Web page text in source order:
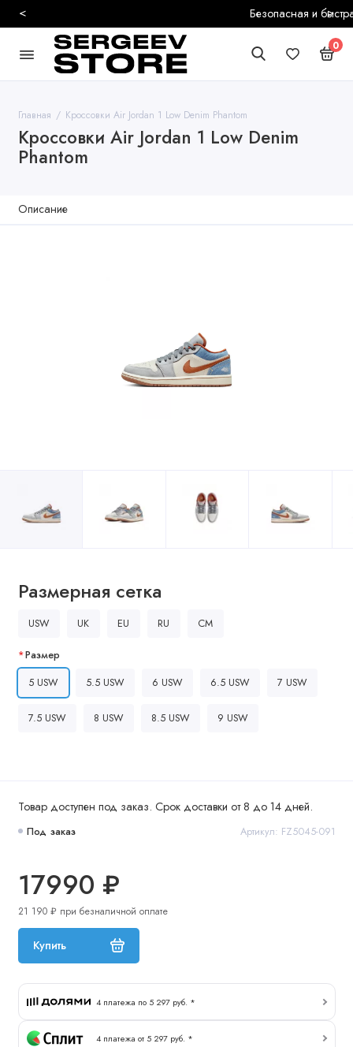
Безопасная и быстрая доставка
< >
0
Главная Кроссовки Air Jordan 1 Low Denim Phantom
Кроссовки Air Jordan 1 Low Denim
Phantom
Описание
Товар доступен под заказ. Срок доставки от 8 до 14 дней.
Под заказ Артикул: FZ5045-091
17990 ₽
21 190 ₽ при безналичной оплате
Купить
4 платежа по 5 297 руб. *
4 платежа от 5 297 руб. *
Размерная сетка
USW UK EU RU CM
Размер
5 USW
5.5 USW 6 USW 6.5 USW 7 USW
7.5 USW 8 USW 8.5 USW 9 USW